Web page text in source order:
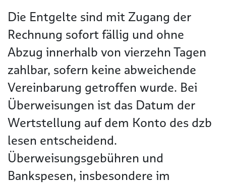
Die Entgelte sind mit Zugang der
Rechnung sofort fällig und ohne
Abzug innerhalb von vierzehn Tagen
zahlbar, sofern keine abweichende
Vereinbarung getroffen wurde. Bei
Überweisungen ist das Datum der
Wertstellung auf dem Konto des dzb
lesen entscheidend.
Überweisungsgebühren und
Bankspesen, insbesondere im